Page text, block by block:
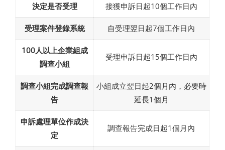
決定是否受理
接獲申訴日起10個工作日內
受理案件登錄系統 自受理翌日起7個工作日內
100人以上企業組成
調查小組
受理申訴日起15個工作日內
調查小組完成調查報
告
小組成立翌日起2個月內，必要時
延長1個月
申訴處理單位作成決
定
調查報告完成日起1個月內